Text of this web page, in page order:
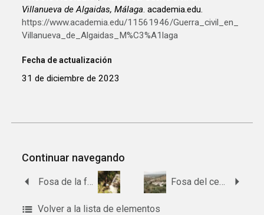
Villanueva de Algaidas, Málaga. academia.edu.
https://www.academia.edu/11561946/Guerra_civil_en_
Villanueva_de_Algaidas_M%C3%A1laga
Fecha de actualización
31 de diciembre de 2023
Continuar navegando
Fosa de la fuente de la ladera
Volver a la lista de elementos